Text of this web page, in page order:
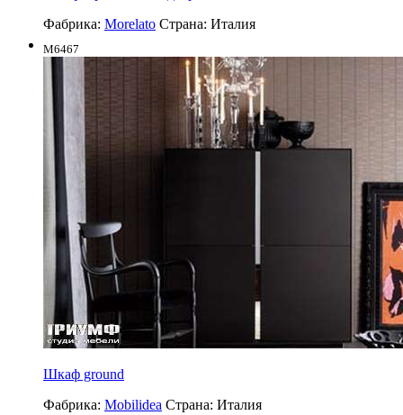
Фабрика: Morelato Страна: Италия
M6467
Шкаф ground
Фабрика: Mobilidea Страна: Италия